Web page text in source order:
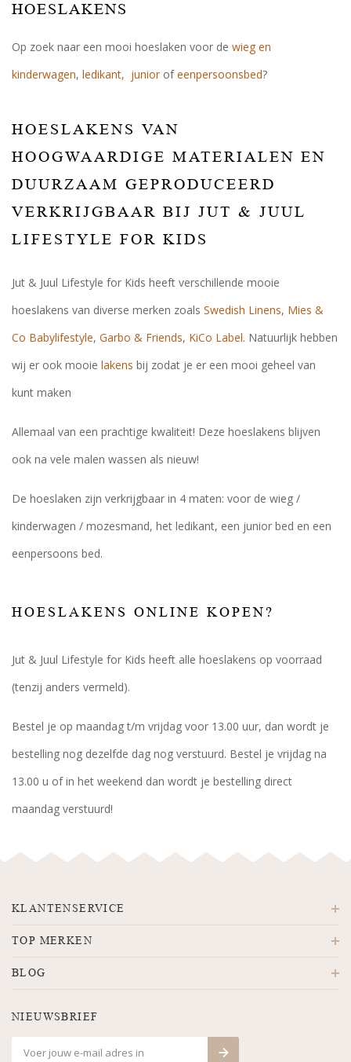
HOESLAKENS
Op zoek naar een mooi hoeslaken voor de wieg en
kinderwagen, ledikant, junior ofeenpersoonsbed?
HOESLAKENS VAN
HOOGWAARDIGE MATERIALEN EN
DUURZAAM GEPRODUCEERD
VERKRIJGBAAR BIJ JUT & JUUL
LIFESTYLE FOR KIDS
Jut & Juul Lifestyle for Kids heeft verschillende mooie
hoeslakens van diverse merken zoals Swedish Linens, Mies &
Co Babylifestyle, Garbo & Friends, KiCo Label. Natuurlijk hebben
wij er ook mooie lakens bij zodat je er een mooi geheel van
kunt maken
Allemaal van een prachtige kwaliteit! Deze hoeslakens blijven
ook na vele malen wassen als nieuw!
De hoeslaken zijn verkrijgbaar in 4 maten: voor de wieg /
kinderwagen / mozesmand, het ledikant, een junior bed en een
eenpersoons bed.
HOESLAKENS ONLINE KOPEN?
Jut & Juul Lifestyle for Kids heeft alle hoeslakens op voorraad
(tenzij anders vermeld).
Bestel je op maandag t/m vrijdag voor 13.00 uur, dan wordt je
bestelling nog dezelfde dag nog verstuurd. Bestel je vrijdag na
13.00 u of in het weekend dan wordt je bestelling direct
maandag verstuurd!
KLANTENSERVICE
TOP MERKEN
BLOG
NIEUWSBRIEF